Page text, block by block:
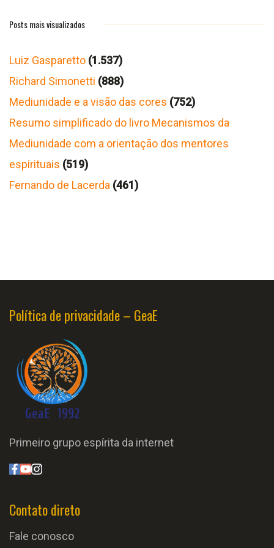
Posts mais visualizados
Luiz Gasparetto (1.537)
Richard Simonetti (888)
Mediunidade e a visão das cores (752)
Resumo simplificado do livro Mecanismos da
Mediunidade com a orientação dos mentores
espirituais (519)
Fernando de Lacerda (461)
Política de privacidade – GeaE
Primeiro grupo espírita da internet
Contato direto
Fale conosco